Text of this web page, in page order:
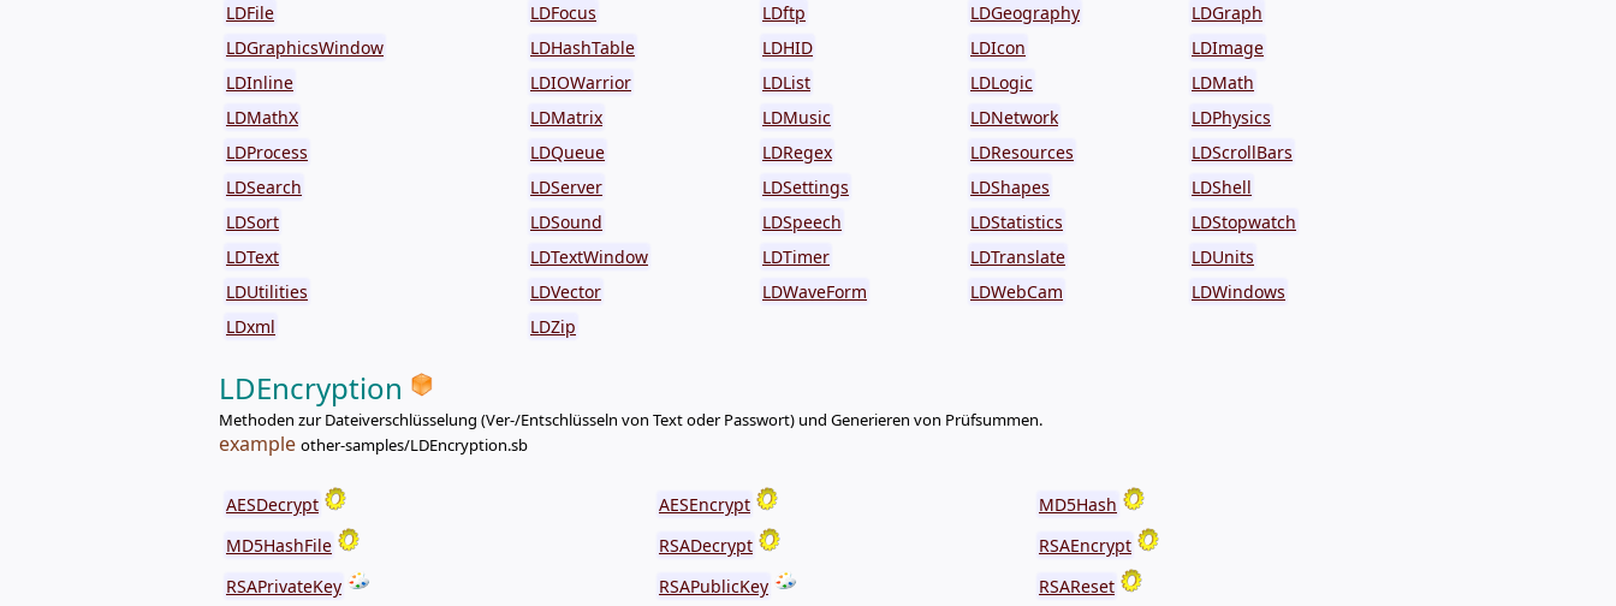
LDFile
LDFocus LDftp LDGeography
LDGraph
LDGraphicsWindow
LDHashTable LDHID LDIcon
LDImage
LDInline
LDIOWarrior LDList LDLogic
LDMath
LDMathX
LDMatrix LDMusic LDNetwork
LDPhysics
LDProcess
LDQueue LDRegex LDResources
LDScrollBars
LDSearch
LDServer LDSettings LDShapes
LDShell
LDSort
LDSound LDSpeech LDStatistics
LDStopwatch
LDText
LDTextWindow LDTimer LDTranslate
LDUnits
LDUtilities
LDVector LDWaveForm LDWebCam
LDWindows
LDxml
LDZip
LDEncryption
Methoden zur Dateiverschlüsselung (Ver-/Entschlüsseln von Text oder Passwort) und Generieren von Prüfsummen.
example other-samples/LDEncryption.sb
AESDecrypt AESEncrypt
MD5Hash
MD5HashFile
RSADecrypt
RSAEncrypt
RSAPrivateKey
RSAPublicKey
RSAReset